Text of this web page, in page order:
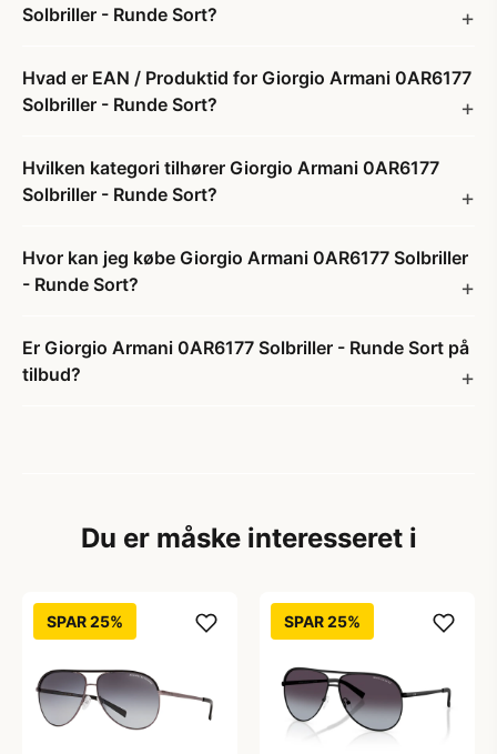
Solbriller - Runde Sort?
Hvad er EAN / Produktid for Giorgio Armani 0AR6177
Solbriller - Runde Sort?
Hvilken kategori tilhører Giorgio Armani 0AR6177
Solbriller - Runde Sort?
Hvor kan jeg købe Giorgio Armani 0AR6177 Solbriller
- Runde Sort?
Er Giorgio Armani 0AR6177 Solbriller - Runde Sort på
tilbud?
Du er måske interesseret i
SPAR 25% SPAR 25%